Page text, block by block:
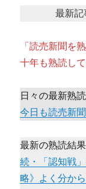
最新
「読売新聞を
十年も熟読し
日々の最新熟読
今日も読売新
最新の熟読結果
続・「認知戦
略》よく分か